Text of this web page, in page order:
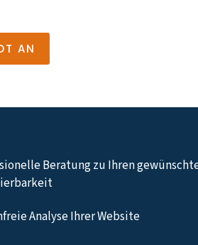
AN
Beratung zu Ihren
Analyse Ihrer Website